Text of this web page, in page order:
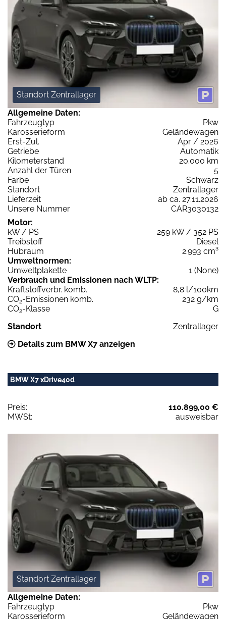
Standort Zentrallager
Allgemeine Daten:
Fahrzeugtyp
Pkw
Karosserieform
Geländewagen
Erst-Zul.
Apr / 2026
Getriebe
Automatik
Kilometerstand
20.000 km
Anzahl der Türen
5
Farbe
Schwarz
Standort
Zentrallager
Lieferzeit
ab ca. 27.11.2026
Unsere Nummer
CAR3030132
Motor:
kW / PS
259 kW / 352 PS
Treibstoff
Diesel
Hubraum
2.993 cm³
Umweltnormen:
Umweltplakette
1 (None)
Verbrauch und Emissionen nach WLTP:
Kraftstoffverbr. komb.
8,8 l/100km
CO2-Emissionen komb.
232 g/km
CO2-Klasse
G
Standort
Zentrallager
Details zum BMW X7 anzeigen
BMW X7 xDrive40d
Preis:
110.899,00 €
MWSt:
ausweisbar
Standort Zentrallager
Allgemeine Daten:
Fahrzeugtyp
Pkw
Karosserieform
Geländewagen